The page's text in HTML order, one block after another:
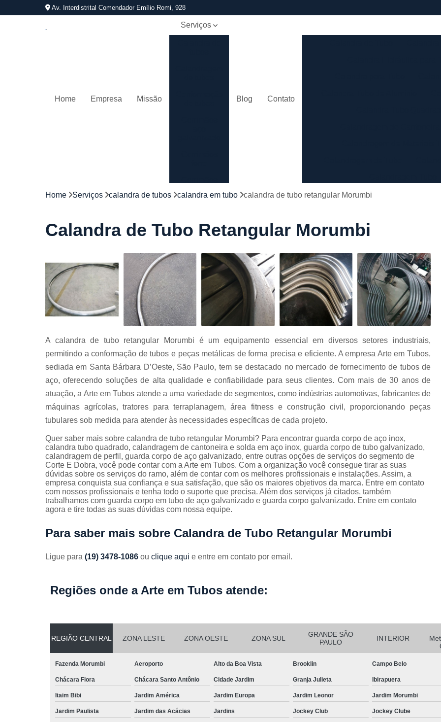
Av. Interdistrital Comendador Emílio Romi, 928
Home Empresa Missão
Serviços
Cortes a
Cortes de
chapa
Curvamento
de tubo
Dobra de
chapas
tubo
Empresas de
corte
Guarda
corpos
carbono
Guarda
Guarda
corpos
galvanizados
Guarda
corpos inox
Serviços de
dobra
Soldas em
aço
Soldas em
Blog Contato
Calandragem Tubo em
Conformação com Tubo Tipo
Conformação em
Conformação para
Conformação Tubo de Metal
Corrimão Aço Tipo
Corrimão de
Corrimão de Aço Galvanizado
Corrimão em
Corrimão em Tubo de Aço
Corrimão Galvanizado com
Corrimão
Corrimão de Ferro
Corrimão Escada Interna Ferro
Corrimão Ferro de Escada
Corrimão Ferro para Escada
Corrimão Ferro Quadrado
Corrimão de Escada de Ferro
Corrimão Escada
Corrimão Inox de Escada
Corrimão Inox para Escada
Corrimão Inox Quadrado
Corte a Laser Chapa Aço Inox
Corte a Laser em Chapa
Home Serviços calandra de tubos calandra em tubo calandra de tubo retangular Morumbi
Calandra de Tubo Retangular Morumbi
A calandra de tubo retangular Morumbi é um equipamento essencial em diversos setores industriais,
permitindo a conformação de tubos e peças metálicas de forma precisa e eficiente. A empresa Arte em Tubos,
sediada em Santa Bárbara D’Oeste, São Paulo, tem se destacado no mercado de fornecimento de tubos de
aço, oferecendo soluções de alta qualidade e confiabilidade para seus clientes. Com mais de 30 anos de
atuação, a Arte em Tubos atende a uma variedade de segmentos, como indústrias automotivas, fabricantes de
máquinas agrícolas, tratores para terraplanagem, área fitness e construção civil, proporcionando peças
tubulares sob medida para atender às necessidades específicas de cada projeto.
Quer saber mais sobre calandra de tubo retangular Morumbi? Para encontrar guarda corpo de aço inox,
calandra tubo quadrado, calandragem de cantoneira e solda em aço inox, guarda corpo de tubo galvanizado,
calandragem de perfil, guarda corpo de aço galvanizado, entre outras opções de serviços do segmento de
Corte E Dobra, você pode contar com a Arte em Tubos. Com a organização você consegue tirar as suas
dúvidas sobre os serviços do ramo, além de contar com os melhores profissionais e instalações. Assim, a
empresa conquista sua confiança e sua satisfação, que são os maiores objetivos da marca. Entre em contato
com nossos profissionais e tenha todo o suporte que precisa. Além dos serviços já citados, também
trabalhamos com guarda corpo em tubo de aço galvanizado e guarda corpo galvanizado. Entre em contato
agora e tire todas as suas dúvidas com nossa equipe.
Para saber mais sobre Calandra de Tubo Retangular Morumbi
Ligue para (19) 3478-1086 ou clique aqui e entre em contato por email.
Regiões onde a Arte em Tubos atende:
REGIÃO CENTRAL ZONA LESTE ZONA OESTE ZONA SUL
GRANDE SÃO
PAULO
INTERIOR
Fazenda Morumbi Aeroporto Alto da Boa Vista Brooklin Campo Belo
Chácara Flora Chácara Santo Antônio Cidade Jardim Granja Julieta Ibirapuera
Itaim Bibi Jardim América Jardim Europa Jardim Leonor Jardim Morumbi
Jardim Paulista Jardim das Acácias Jardins Jockey Club Jockey Clube